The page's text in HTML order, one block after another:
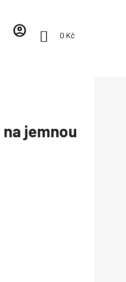
account_circle
NÁKUPNÍ
0 Kč
jemnou